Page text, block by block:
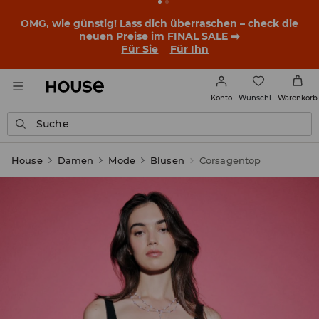
BACK TO SCHOOL 📒Die besten Geschichten beginnen
noch vor dem ersten Klingeln. Starte mit einem neuen
Outfit ins Schuljahr!
Für Sie
Für Ihn
Konto Warenkorb
Suche
House Damen Mode Blusen Corsagentop